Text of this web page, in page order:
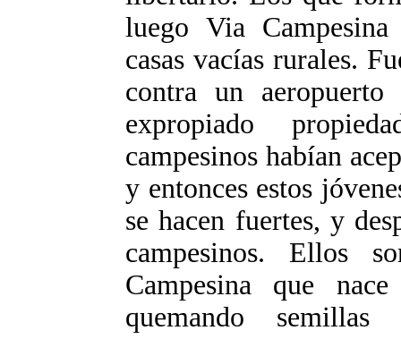
luego Via
casas vacías rurales.
contra un
expropiado
campesinos habían
y entonces estos
se hacen fuertes, y
campesinos. Ellos
Campesina que
quemando semillas